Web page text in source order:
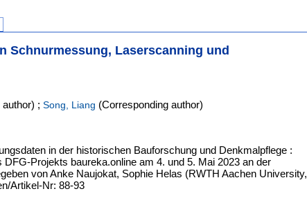
Schnurmessung, Laserscanning und
; Song, Liang (Corresponding author)
in der historischen Bauforschung und Denkmalpflege :
Projekts baureka.online am 4. und 5. Mai 2023 an der
von Anke Naujokat, Sophie Helas (RWTH Aachen University,
Artikel-Nr: 88-93